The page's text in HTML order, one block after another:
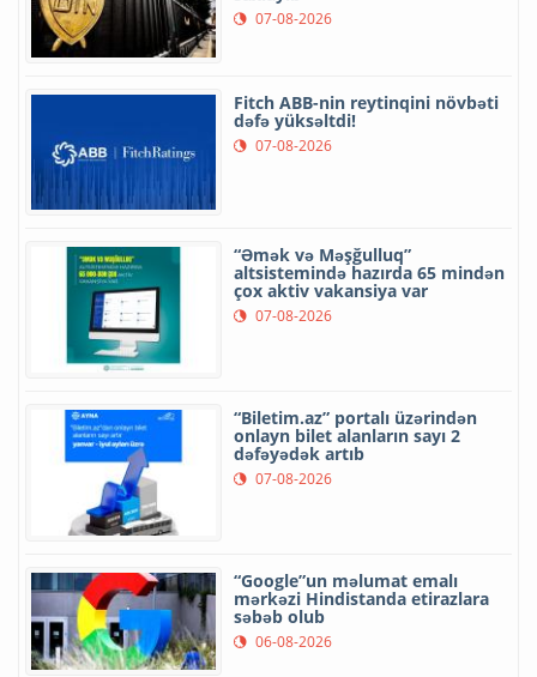
07-08-2026
Fitch ABB-nin reytinqini növbəti
dəfə yüksəltdi!
07-08-2026
“Əmək və Məşğulluq”
altsistemində hazırda 65 mindən
çox aktiv vakansiya var
07-08-2026
“Biletim.az” portalı üzərindən
onlayn bilet alanların sayı 2
dəfəyədək artıb
07-08-2026
“Google”un məlumat emalı
mərkəzi Hindistanda etirazlara
səbəb olub
06-08-2026